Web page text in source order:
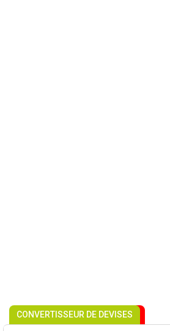
CONVERTISSEUR DE DEVISES